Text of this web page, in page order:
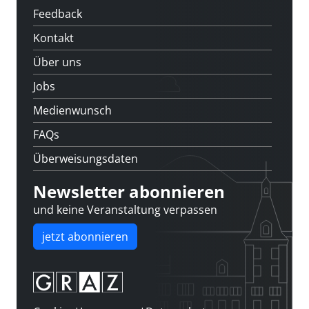
Feedback
Kontakt
Über uns
Jobs
Medienwunsch
FAQs
Überweisungsdaten
Newsletter abonnieren
und keine Veranstaltung verpassen
jetzt abonnieren